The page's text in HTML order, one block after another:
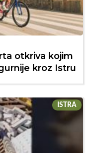
otkriva kojim
kroz Istru
ISTRA